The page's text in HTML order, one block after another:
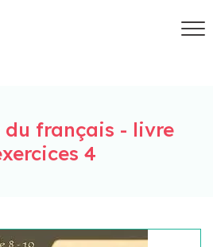
du français - livre
4